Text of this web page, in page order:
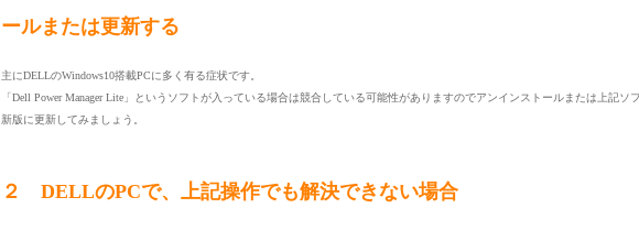
ールまたは更新する
主にDELLのWindows10搭載PCに多く有る症状です。
「Dell Power Manager Lite」というソフトが入っている場合は競合している可能性がありますのでアンインストールまたは上記ソ
新版に更新してみましょう。
２ DELLのPCで、上記操作でも解決できない場合